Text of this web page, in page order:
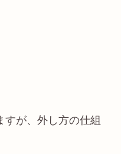
すが、外し方の仕組